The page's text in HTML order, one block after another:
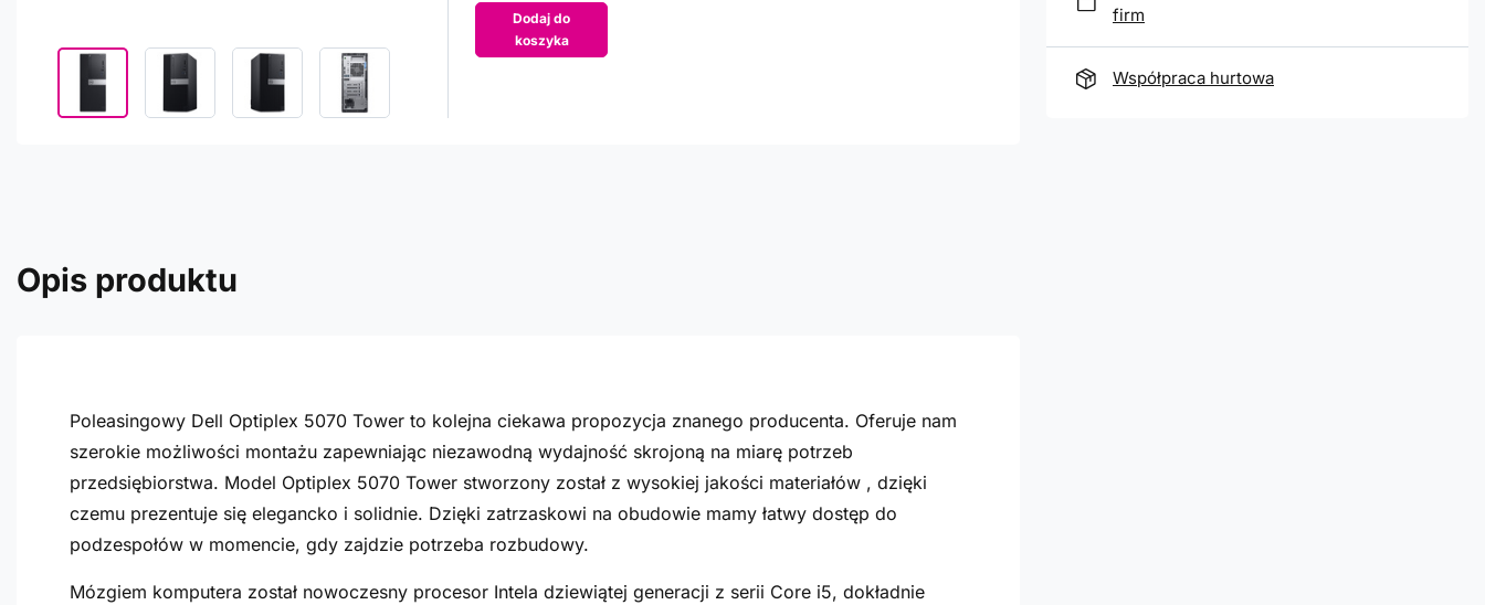
Dodaj do
koszyka
firm
Współpraca hurtowa
Opis produktu
Poleasingowy Dell Optiplex 5070 Tower to kolejna ciekawa propozycja znanego producenta. Oferuje nam
szerokie możliwości montażu zapewniając niezawodną wydajność skrojoną na miarę potrzeb
przedsiębiorstwa. Model Optiplex 5070 Tower stworzony został z wysokiej jakości materiałów , dzięki
czemu prezentuje się elegancko i solidnie. Dzięki zatrzaskowi na obudowie mamy łatwy dostęp do
podzespołów w momencie, gdy zajdzie potrzeba rozbudowy.
Mózgiem komputera został nowoczesny procesor Intela dziewiątej generacji z serii Core i5, dokładnie